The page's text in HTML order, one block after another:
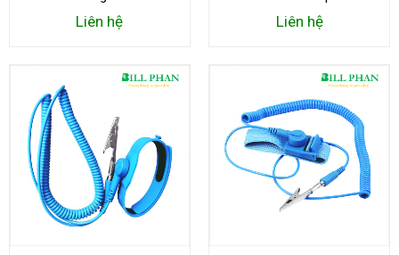
Liên hệ Liên hệ